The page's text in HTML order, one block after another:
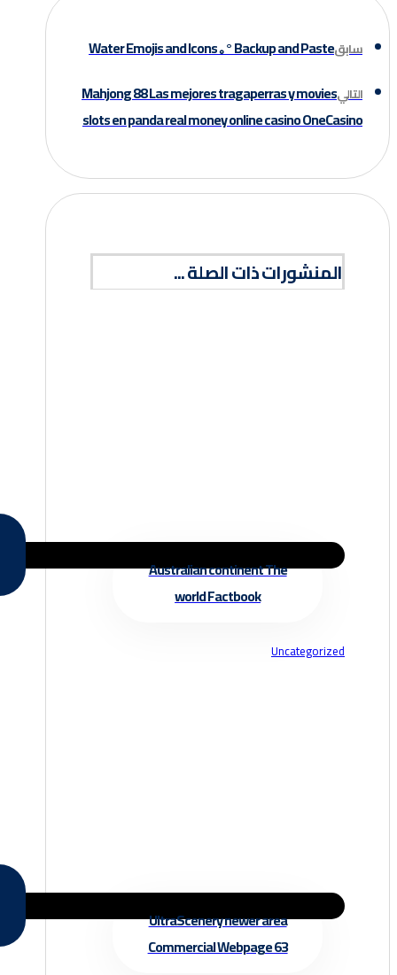
سابقWater Emojis and Icons ｡° Backup and Paste
التاليMahjong 88 Las mejores tragaperras y movies
slots en panda real money online casino OneCasino
المنشورات ذات الصلة ...
Australian continent The
world Factbook
Uncategorized
UltraScenery newer area
Commercial Webpage 63